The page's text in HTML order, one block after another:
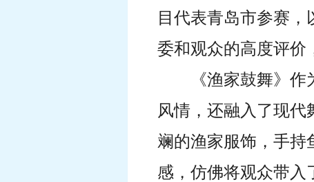
目代表青岛市参赛，
委和观众的高度评价
《渔家鼓舞》
风情，还融入了现
斓的渔家服饰，手持
感，仿佛将观众带入